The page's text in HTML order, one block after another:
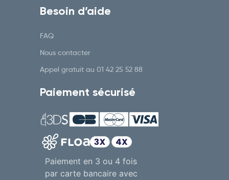
Besoin d’aide
FAQ
Nous contacter
Appel gratuit au 01 42 25 52 88
Paiement sécurisé
Paiement en 3 ou 4 fois
par carte bancaire avec